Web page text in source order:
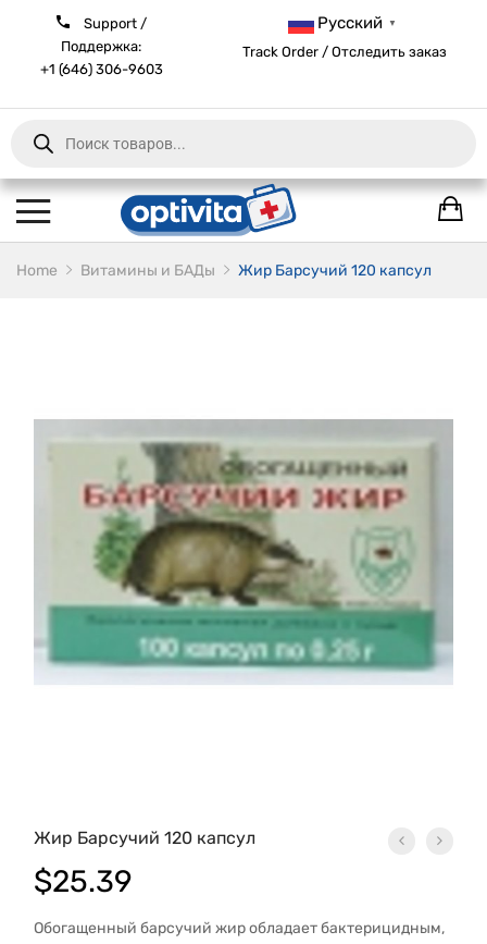
Support /
Поддержка:
+1 (646) 306-9603
Русский ▼
Track Order / Отследить заказ
Products
search
Home Витамины и БАДы Жир Барсучий 120 капсул
Жир Барсучий 120 капсул
$25.39
Обогащенный барсучий жир обладает бактерицидным,